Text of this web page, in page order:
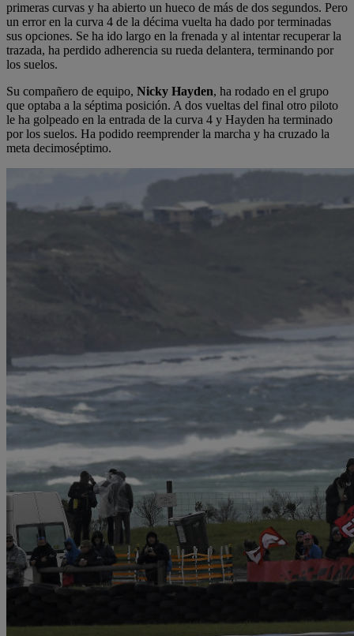
primeras curvas y ha abierto un hueco de más de dos segundos. Pero
un error en la curva 4 de la décima vuelta ha dado por terminadas
sus opciones. Se ha ido largo en la frenada y al intentar recuperar la
trazada, ha perdido adherencia su rueda delantera, terminando por
los suelos.
Su compañero de equipo, Nicky Hayden, ha rodado en el grupo
que optaba a la séptima posición. A dos vueltas del final otro piloto
le ha golpeado en la entrada de la curva 4 y Hayden ha terminado
por los suelos. Ha podido reemprender la marcha y ha cruzado la
meta decimoséptimo.